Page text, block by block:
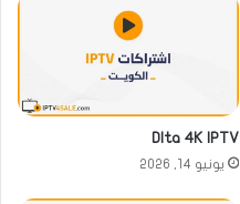
Dlta 4K IPTV
يونيو 14, 2026